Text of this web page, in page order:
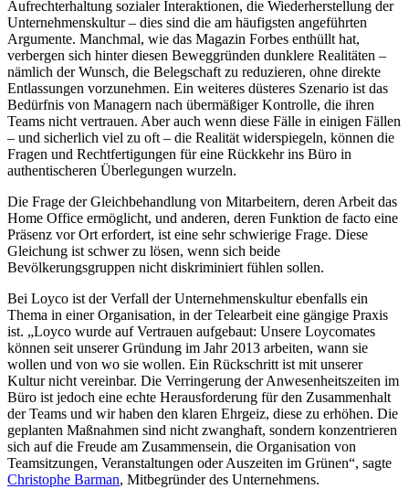
Aufrechterhaltung sozialer Interaktionen, die Wiederherstellung der
Unternehmenskultur – dies sind die am häufigsten angeführten
Argumente. Manchmal, wie das Magazin Forbes enthüllt hat,
verbergen sich hinter diesen Beweggründen dunklere Realitäten –
nämlich der Wunsch, die Belegschaft zu reduzieren, ohne direkte
Entlassungen vorzunehmen. Ein weiteres düsteres Szenario ist das
Bedürfnis von Managern nach übermäßiger Kontrolle, die ihren
Teams nicht vertrauen. Aber auch wenn diese Fälle in einigen Fällen
– und sicherlich viel zu oft – die Realität widerspiegeln, können die
Fragen und Rechtfertigungen für eine Rückkehr ins Büro in
authentischeren Überlegungen wurzeln.
Die Frage der Gleichbehandlung von Mitarbeitern, deren Arbeit das
Home Office ermöglicht, und anderen, deren Funktion de facto eine
Präsenz vor Ort erfordert, ist eine sehr schwierige Frage. Diese
Gleichung ist schwer zu lösen, wenn sich beide
Bevölkerungsgruppen nicht diskriminiert fühlen sollen.
Bei Loyco ist der Verfall der Unternehmenskultur ebenfalls ein
Thema in einer Organisation, in der Telearbeit eine gängige Praxis
ist. „Loyco wurde auf Vertrauen aufgebaut: Unsere Loycomates
können seit unserer Gründung im Jahr 2013 arbeiten, wann sie
wollen und von wo sie wollen. Ein Rückschritt ist mit unserer
Kultur nicht vereinbar. Die Verringerung der Anwesenheitszeiten im
Büro ist jedoch eine echte Herausforderung für den Zusammenhalt
der Teams und wir haben den klaren Ehrgeiz, diese zu erhöhen. Die
geplanten Maßnahmen sind nicht zwanghaft, sondern konzentrieren
sich auf die Freude am Zusammensein, die Organisation von
Teamsitzungen, Veranstaltungen oder Auszeiten im Grünen“, sagte
Christophe Barman, Mitbegründer des Unternehmens.